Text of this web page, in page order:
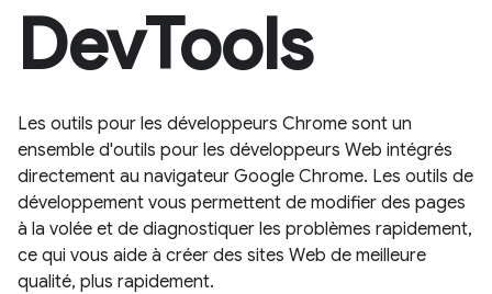
DevTools
Les outils pour les développeurs Chrome sont un
ensemble d'outils pour les développeurs Web intégrés
directement au navigateur Google Chrome. Les outils de
développement vous permettent de modifier des pages
à la volée et de diagnostiquer les problèmes rapidement,
ce qui vous aide à créer des sites Web de meilleure
qualité, plus rapidement.